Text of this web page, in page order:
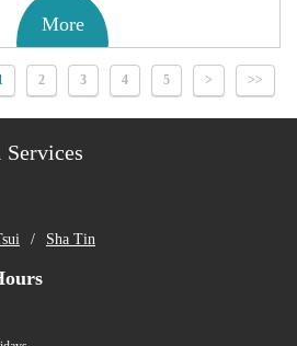
More
2 3 4 5 > >>
/ Sha Tin